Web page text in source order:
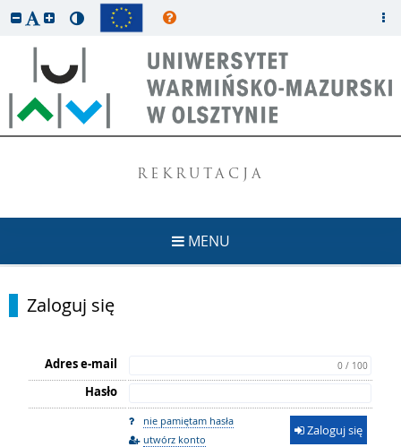
REKRUTACJA
MENU
Zaloguj się
Adres e-mail 0 / 100
Hasło
nie pamiętam hasła
utwórz konto
Zaloguj się